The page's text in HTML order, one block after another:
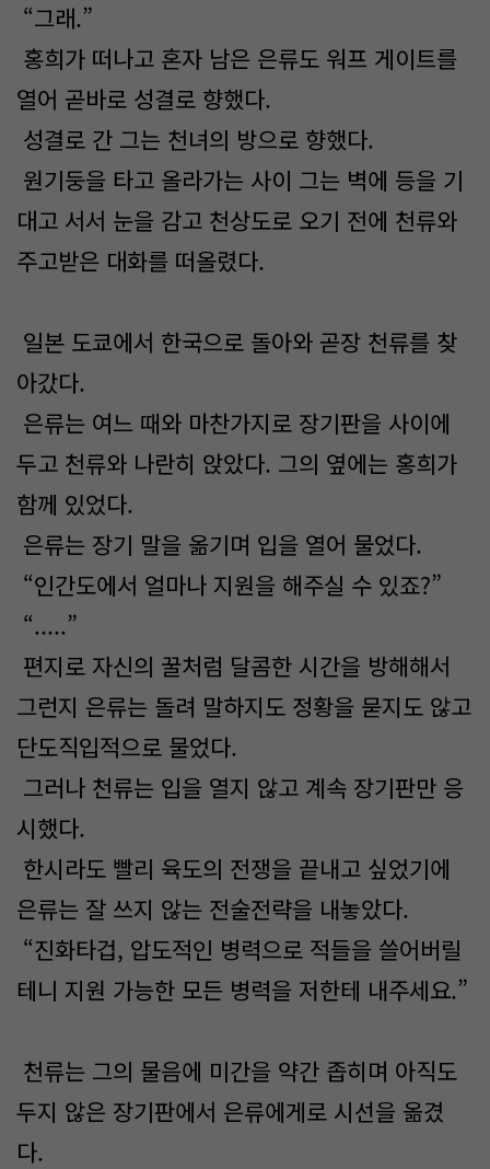
“그래.”
홍희가 떠나고 혼자 남은 은류도 워프 게이트를
열어 곧바로 성결로 향했다.
성결로 간 그는 천녀의 방으로 향했다.
원기둥을 타고 올라가는 사이 그는 벽에 등을 기
대고 서서 눈을 감고 천상도로 오기 전에 천류와
주고받은 대화를 떠올렸다.
일본 도쿄에서 한국으로 돌아와 곧장 천류를 찾
아갔다.
은류는 여느 때와 마찬가지로 장기판을 사이에
두고 천류와 나란히 앉았다. 그의 옆에는 홍희가
함께 있었다.
은류는 장기 말을 옮기며 입을 열어 물었다.
“인간도에서 얼마나 지원을 해주실 수 있죠?”
“.....”
편지로 자신의 꿀처럼 달콤한 시간을 방해해서
그런지 은류는 돌려 말하지도 정황을 묻지도 않고
단도직입적으로 물었다.
그러나 천류는 입을 열지 않고 계속 장기판만 응
시했다.
한시라도 빨리 육도의 전쟁을 끝내고 싶었기에
은류는 잘 쓰지 않는 전술전략을 내놓았다.
“진화타겁, 압도적인 병력으로 적들을 쓸어버릴
테니 지원 가능한 모든 병력을 저한테 내주세요.”
천류는 그의 물음에 미간을 약간 좁히며 아직도
두지 않은 장기판에서 은류에게로 시선을 옮겼
다.